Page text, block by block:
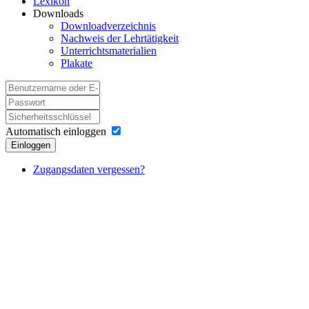
Downloads
Downloadverzeichnis
Nachweis der Lehrtätigkeit
Unterrichtsmaterialien
Plakate
Automatisch einloggen
Einloggen
Zugangsdaten vergessen?